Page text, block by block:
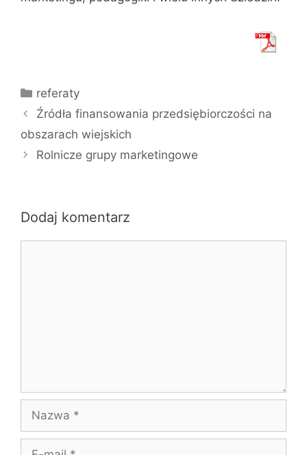
Kategorie
referaty
Źródła finansowania przedsiębiorczości na
obszarach wiejskich
Rolnicze grupy marketingowe
Dodaj komentarz